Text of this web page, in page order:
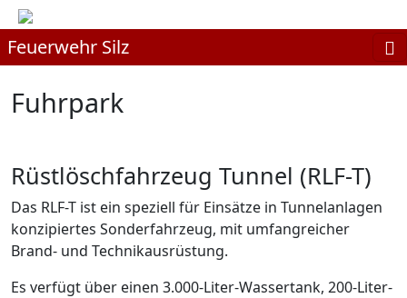
Feuerwehr Silz
Fuhrpark
Rüstlöschfahrzeug Tunnel (RLF-T)
Das RLF-T ist ein speziell für Einsätze in Tunnelanlagen
konzipiertes Sonderfahrzeug, mit umfangreicher
Brand- und Technikausrüstung.
Es verfügt über einen 3.000-Liter-Wassertank, 200-Liter-